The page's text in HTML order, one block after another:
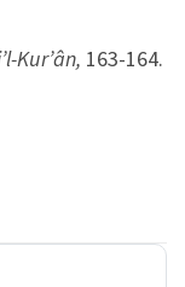
Kur’ân, 163-164.